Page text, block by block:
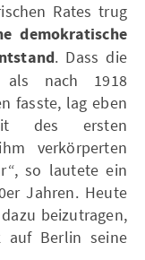
Rates trug
demokratische
. Dass die
als nach 1918
fasste, lag eben
des ersten
verkörperten
so lautete ein
Jahren. Heute
beizutragen,
auf Berlin seine